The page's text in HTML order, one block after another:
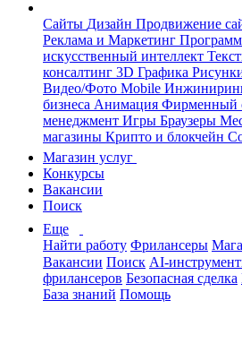
Сайты Дизайн Продвижение
Реклама и Маркетинг
искусственный интеллект
консалтинг 3D Графика
Видео/Фото Mobile
бизнеса Анимация Фирменный
менеджмент Игры Браузеры
магазины Крипто и блокчейн
Магазин услуг
Конкурсы
Вакансии
Поиск
Еще
Найти работу Фрилансеры
Вакансии Поиск AI-
фрилансеров Безопасная сделка
База знаний Помощь